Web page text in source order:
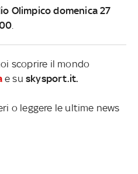
Olimpico domenica 27
scoprire il mondo
e suskysport.it.
o leggere le ultime news